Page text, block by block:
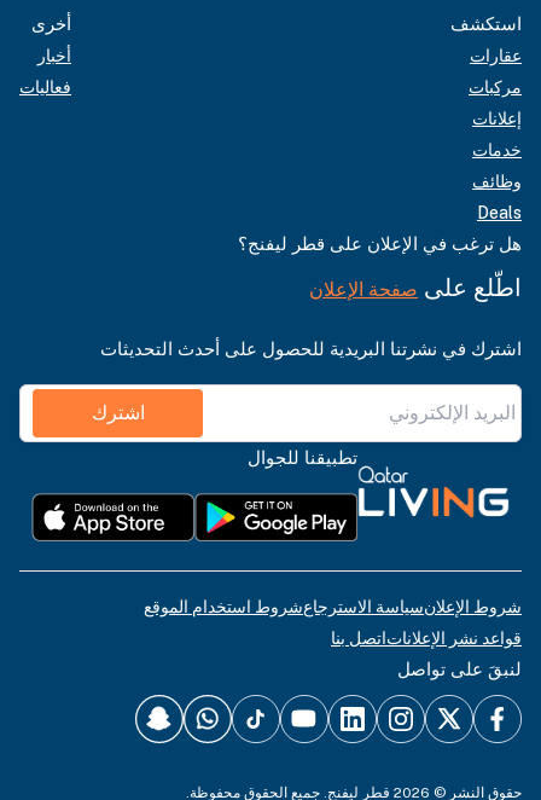
استكشف
عقارات
مركبات
إعلانات
خدمات
وظائف
Deals
أخرى
أخبار
فعاليات
هل ترغب في الإعلان على قطر ليفنج؟
اطّلع على صفحة الإعلان
اشترك في نشرتنا البريدية للحصول على أحدث التحديثات
اشترك
تطبيقنا للجوال
شروط الإعلانسياسة الاسترجاعشروط استخدام الموقع
قواعد نشر الإعلاناتاتصل بنا
لنبقَ على تواصل
حقوق النشر © 2026 قطر ليفنج. جميع الحقوق محفوظة.